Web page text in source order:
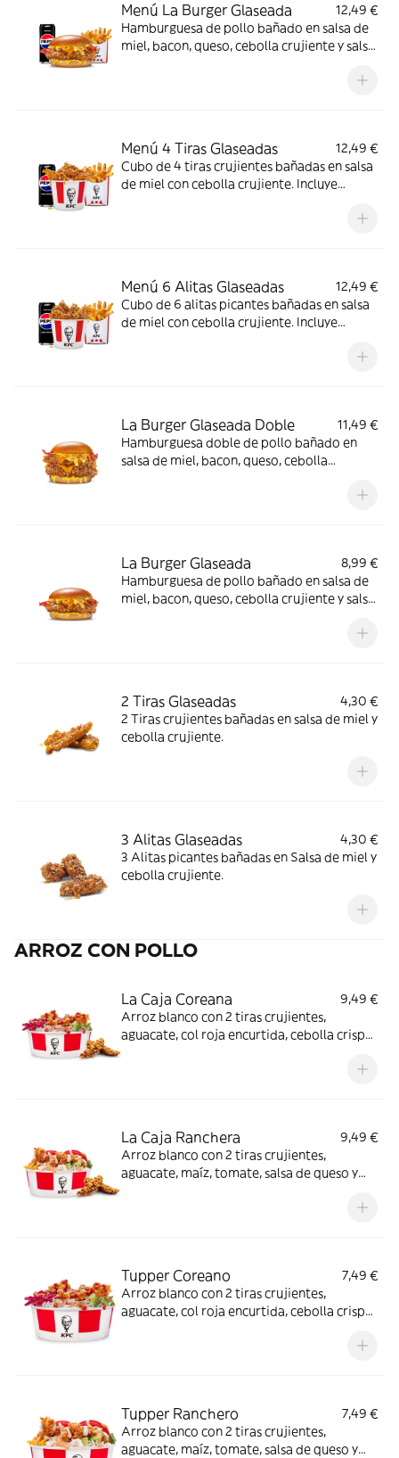
Menú La Burger Glaseada
12,49 €
Hamburguesa de pollo bañado en salsa de
miel, bacon, queso, cebolla crujiente y salsa
Menú 4 Tiras Glaseadas
12,49 €
Cubo de 4 tiras crujientes bañadas en salsa
de miel con cebolla crujiente. Incluye
Menú 6 Alitas Glaseadas
12,49 €
Cubo de 6 alitas picantes bañadas en salsa
de miel con cebolla crujiente. Incluye
La Burger Glaseada Doble
11,49 €
Hamburguesa doble de pollo bañado en
salsa de miel, bacon, queso, cebolla
La Burger Glaseada
8,99 €
Hamburguesa de pollo bañado en salsa de
miel, bacon, queso, cebolla crujiente y salsa
2 Tiras Glaseadas
4,30 €
2 Tiras crujientes bañadas en salsa de miel y
cebolla crujiente.
3 Alitas Glaseadas
4,30 €
3 Alitas picantes bañadas en Salsa de miel y
cebolla crujiente.
ARROZ CON POLLO
La Caja Coreana
9,49 €
Arroz blanco con 2 tiras crujientes,
aguacate, col roja encurtida, cebolla crispy
La Caja Ranchera
9,49 €
Arroz blanco con 2 tiras crujientes,
aguacate, maíz, tomate, salsa de queso y
Tupper Coreano
7,49 €
Arroz blanco con 2 tiras crujientes,
aguacate, col roja encurtida, cebolla crispy
Tupper Ranchero
7,49 €
Arroz blanco con 2 tiras crujientes,
aguacate, maíz, tomate, salsa de queso y